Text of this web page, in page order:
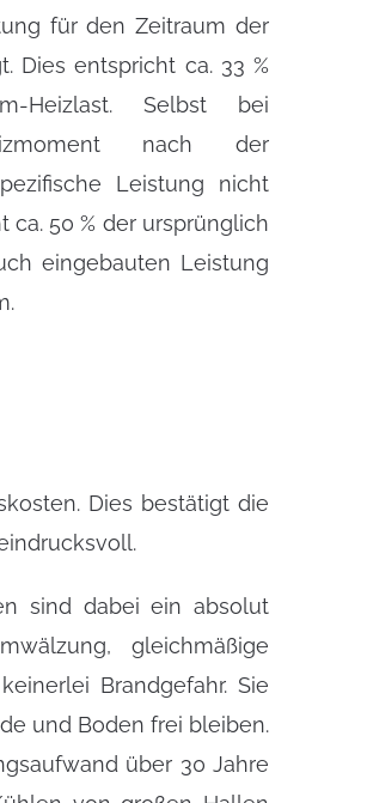
für den Zeitraum der
Dies entspricht ca. 33 %
Heizlast. Selbst bei
nach der
Leistung nicht
50 % der ursprünglich
eingebauten Leistung
sind dabei ein absolut
gleichmäßige
Brandgefahr. Sie
und Boden frei bleiben.
über 30 Jahre